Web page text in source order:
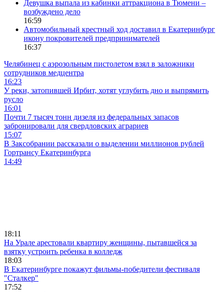
Девушка выпала из кабинки аттракциона в Тюмени –
возбуждено дело
16:59
Автомобильный крестный ход доставил в Екатеринбург
икону покровителей предпринимателей
16:37
Челябинец с аэрозольным пистолетом взял в заложники
сотрудников медцентра
16:23
У реки, затопившей Ирбит, хотят углубить дно и выпрямить
русло
16:01
Почти 7 тысяч тонн дизеля из федеральных запасов
забронировали для свердловских аграриев
15:07
В Заксобрании рассказали о выделении миллионов рублей
Гортрансу Екатеринбурга
14:49
18:11
На Урале арестовали квартиру женщины, пытавшейся за
взятку устроить ребенка в колледж
18:03
В Екатеринбурге покажут фильмы-победители фестиваля
"Сталкер"
17:52